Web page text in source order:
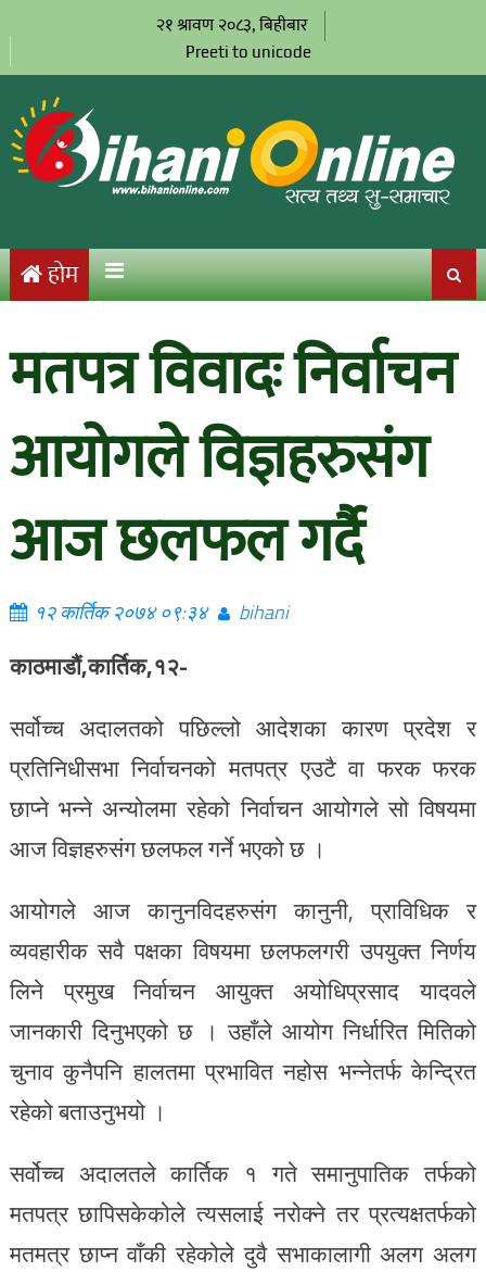
२१ श्रावण २०८३, बिहीबार
Preeti to unicode
होम
मतपत्र विवादः निर्वाचन
आयोगले विज्ञहरुसंग
आज छलफल गर्दै
१२ कार्तिक २०७४ ०९:३४ bihani
काठमाडौं,कार्तिक,१२-
सर्वोच्च अदालतको पछिल्लो आदेशका कारण प्रदेश र
प्रतिनिधीसभा निर्वाचनको मतपत्र एउटै वा फरक फरक
छाप्ने भन्ने अन्योलमा रहेको निर्वाचन आयोगले सो विषयमा
आज विज्ञहरुसंग छलफल गर्ने भएको छ ।
आयोगले आज कानुनविदहरुसंग कानुनी, प्राविधिक र
व्यवहारीक सवै पक्षका विषयमा छलफलगरी उपयुक्त निर्णय
लिने प्रमुख निर्वाचन आयुक्त अयोधिप्रसाद यादवले
जानकारी दिनुभएको छ । उहाँले आयोग निर्धारित मितिको
चुनाव कुनैपनि हालतमा प्रभावित नहोस भन्नेतर्फ केन्द्रित
रहेको बताउनुभयो ।
सर्वोच्च अदालतले कार्तिक १ गते समानुपातिक तर्फको
मतपत्र छापिसकेकोले त्यसलाई नरोक्ने तर प्रत्यक्षतर्फको
मतमत्र छाप्न वाँकी रहेकोले दुवै सभाकालागी अलग अलग